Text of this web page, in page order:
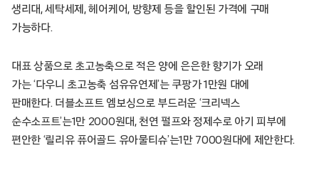
생리대, 세탁세제, 헤어케어, 방향제 등을 할인된 가격에 구매
가능하다.
대표 상품으로 초고농축으로 적은 양에 은은한 향기가 오래
가는 ‘다우니 초고농축 섬유유연제’는 쿠팡가 1만원 대에
판매한다. 더블소프트 엠보싱으로 부드러운 ‘크리넥스
순수소프트’는1만 2000원대, 천연 펄프와 정제수로 아기 피부에
편안한 ‘릴리유 퓨어골드 유아물티슈’는1만 7000원대에 제안한다.